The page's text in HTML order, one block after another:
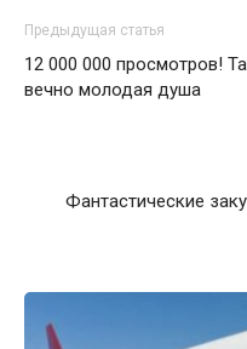
Предыдущая статья
12 000 000 просмотров!
вечно молодая душа
Фантастические